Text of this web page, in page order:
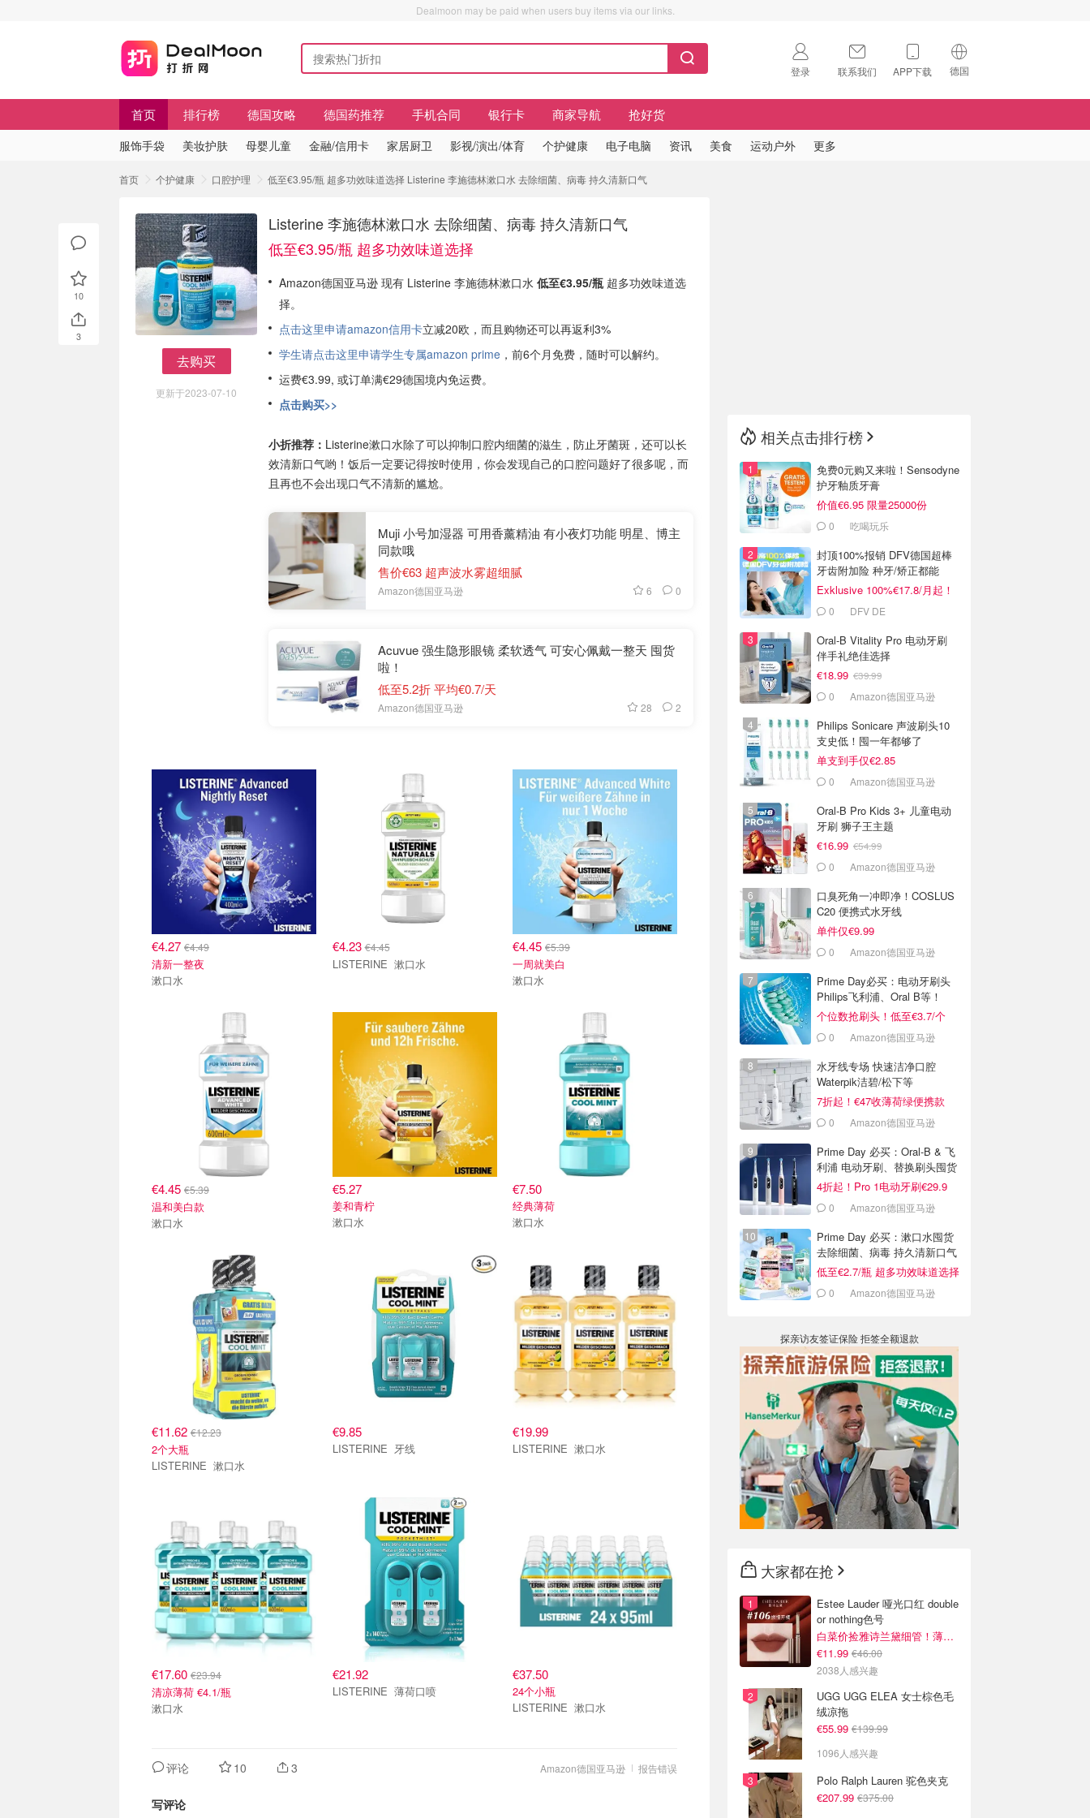
Dealmoon may be paid when users buy items via our links.
登录 联系我们 APP下载 德国
🇺🇸
首页 排行榜 德国攻略 德国药推荐 手机合同 银行卡 商家导航 抢好货
服饰手袋 美妆护肤 母婴儿童 金融/信用卡 家居厨卫 影视/演出/体育 个护健康 电子电脑 资讯 美食 运动户外 更多
首页 个护健康 口腔护理 低至€3.95/瓶 超多功效味道选择 Listerine 李施德林漱口水 去除细菌、病毒 持久清新口气
去购买
更新于2023-07-10
Listerine 李施德林漱口水 去除细菌、病毒 持久清新口气
低至€3.95/瓶 超多功效味道选择
Amazon德国亚马逊 现有 Listerine 李施德林漱口水 低至€3.95/瓶 超多功效味道选
择。
点击这里申请amazon信用卡立减20欧，而且购物还可以再返利3%
学生请点击这里申请学生专属amazon prime ，前6个月免费，随时可以解约。
运费€3.99, 或订单满€29德国境内免运费。
点击购买>>
小折推荐： Listerine漱口水除了可以抑制口腔内细菌的滋生，防止牙菌斑，还可以长
效清新口气哟！饭后一定要记得按时使用，你会发现自己的口腔问题好了很多呢，而
且再也不会出现口气不清新的尴尬。
Muji 小号加湿器 可用香薰精油 有小夜灯功能 明星、博主
同款哦
售价€63 超声波水雾超细腻
Amazon德国亚马逊 6 0
Acuvue 强生隐形眼镜 柔软透气 可安心佩戴一整天 囤货
啦！
低至5.2折 平均€0.7/天
Amazon德国亚马逊 28 2
€4.27 €4.49
清新一整夜
漱口水
€4.23€4.45
LISTERINE 漱口水
€4.45 €5.39
一周就美白
漱口水
€4.45 €5.39
温和美白款
漱口水
€5.27
姜和青柠
漱口水
€7.50
经典薄荷
漱口水
€11.62 €12.23
2个大瓶
LISTERINE 漱口水
€9.85
LISTERINE 牙线
€19.99
LISTERINE 漱口水
€17.60 €23.94
清凉薄荷 €4.1/瓶
漱口水
€21.92
LISTERINE 薄荷口喷
€37.50
24个小瓶
LISTERINE 漱口水
报告错误
Amazon德国亚马逊
评论 10 3
写评论
10
3
相关点击排行榜
免费0元购又来啦！Sensodyne
护牙釉质牙膏
价值€6.95 限量25000份
0 吃喝玩乐
封顶100%报销 DFV德国超棒
牙齿附加险 种牙/矫正都能
报！
Exklusive 100%€17.8/月起！
继续送10欧礼卡
0 DFV DE
Oral-B Vitality Pro 电动牙刷
伴手礼绝佳选择
€18.99 €39.99
0 Amazon德国亚马逊
Philips Sonicare 声波刷头10
支史低！囤一年都够了
单支到手仅€2.85
0 Amazon德国亚马逊
Oral-B Pro Kids 3+ 儿童电动
牙刷 狮子王主题
€16.99 €54.99
0 Amazon德国亚马逊
口臭死角一冲即净！COSLUS
C20 便携式水牙线
单件仅€9.99
0 Amazon德国亚马逊
Prime Day必买：电动牙刷头
Philips飞利浦、Oral B等！
个位数抢刷头！低至€3.7/个
0 Amazon德国亚马逊
水牙线专场 快速洁净口腔
Waterpik洁碧/松下等
7折起！€47收薄荷绿便携款
0 Amazon德国亚马逊
Prime Day 必买：Oral-B & 飞
利浦 电动牙刷、替换刷头囤货
啦
4折起！Pro 1电动牙刷€29.9
0 Amazon德国亚马逊
Prime Day 必买：漱口水囤货
去除细菌、病毒 持久清新口气
低至€2.7/瓶 超多功效味道选择
0 Amazon德国亚马逊
探亲访友签证保险 拒签全额退款
大家都在抢
Estee Lauder 哑光口红 double
or nothing色号
白菜价捡雅诗兰黛细管！薄涂没毛病
€11.99 €46.00
2038人感兴趣
UGG UGG ELEA 女士棕色毛
绒凉拖
€55.99 €139.99
1096人感兴趣
Polo Ralph Lauren 驼色夹克
€207.99 €375.00